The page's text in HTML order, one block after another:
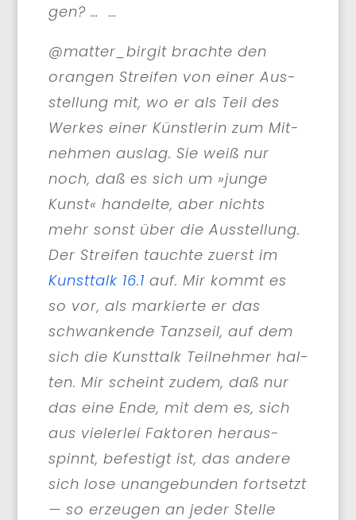
gen? … …
@matter_birgit brach­te den
oran­gen Strei­fen von einer Aus­
stel­lung mit, wo er als Teil des
Wer­kes einer Künst­le­rin zum Mit­
neh­men aus­lag. Sie weiß nur
noch, daß es sich um »jun­ge
Kunst« han­del­te, aber nichts
mehr sonst über die Aus­stel­lung.
Der Strei­fen tauch­te zuerst im
Kunst­talk 16.1 auf. Mir kommt es
so vor, als mar­kier­te er das
schwan­ken­de Tanz­seil, auf dem
sich die Kunst­talk Teil­neh­mer hal­
ten. Mir scheint zudem, daß nur
das eine Ende, mit dem es, sich
aus vie­ler­lei Fak­to­ren her­aus­
spinnt, befe­stigt ist, das ande­re
sich lose unan­ge­bun­den fort­setzt
— so erzeu­gen an jeder Stel­le